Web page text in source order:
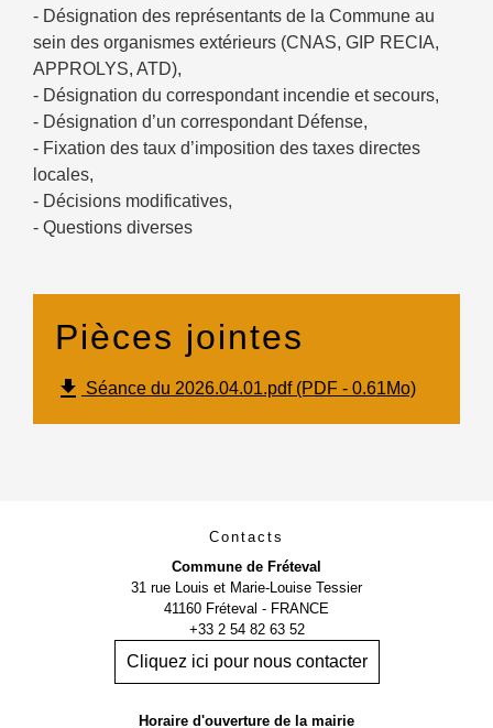
- Désignation des représentants de la Commune au
sein des organismes extérieurs (CNAS, GIP RECIA,
APPROLYS, ATD),
- Désignation du correspondant incendie et secours,
- Désignation d’un correspondant Défense,
- Fixation des taux d’imposition des taxes directes
locales,
- Décisions modificatives,
- Questions diverses
Pièces jointes
file_download Séance du 2026.04.01.pdf (PDF - 0.61Mo)
Contacts
Commune de Fréteval
31 rue Louis et Marie-Louise Tessier
41160 Fréteval - FRANCE
+33 2 54 82 63 52
Cliquez ici pour nous contacter
Horaire d'ouverture de la mairie